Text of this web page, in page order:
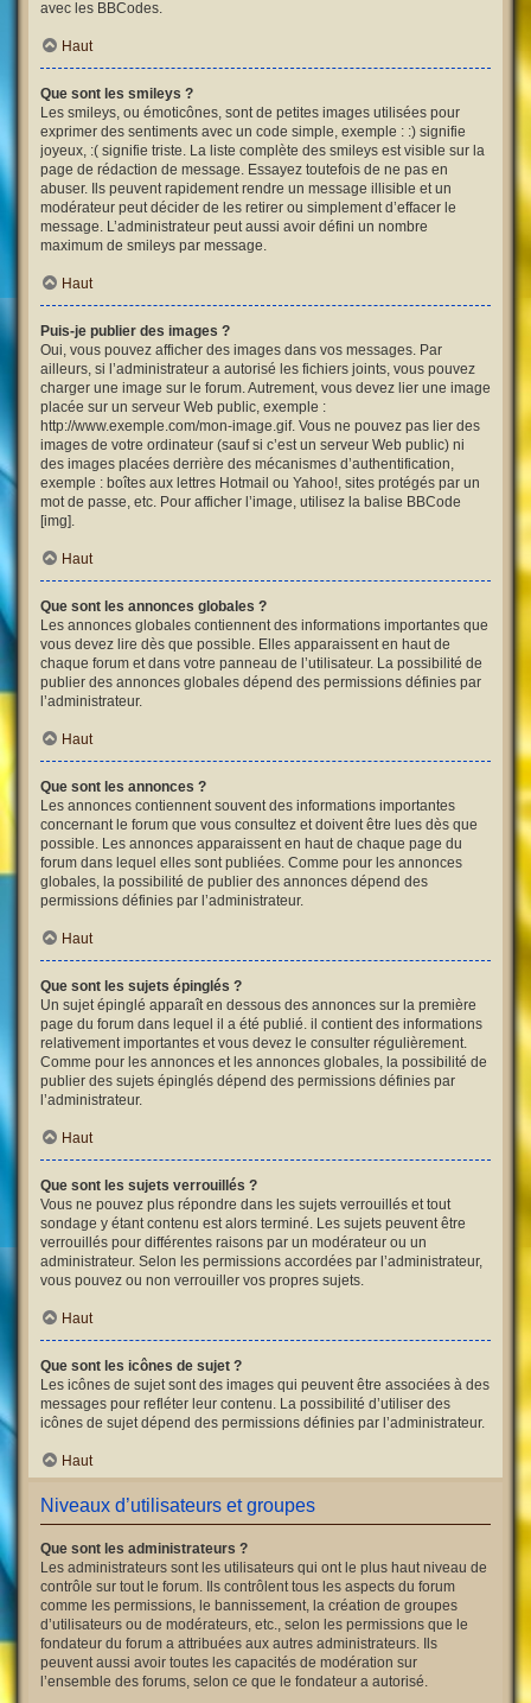
avec les BBCodes.
Haut
Que sont les smileys ?
Les smileys, ou émoticônes, sont de petites images utilisées pour
exprimer des sentiments avec un code simple, exemple : :) signifie
joyeux, :( signifie triste. La liste complète des smileys est visible sur la
page de rédaction de message. Essayez toutefois de ne pas en
abuser. Ils peuvent rapidement rendre un message illisible et un
modérateur peut décider de les retirer ou simplement d’effacer le
message. L’administrateur peut aussi avoir défini un nombre
maximum de smileys par message.
Haut
Puis-je publier des images ?
Oui, vous pouvez afficher des images dans vos messages. Par
ailleurs, si l’administrateur a autorisé les fichiers joints, vous pouvez
charger une image sur le forum. Autrement, vous devez lier une image
placée sur un serveur Web public, exemple :
http://www.exemple.com/mon-image.gif. Vous ne pouvez pas lier des
images de votre ordinateur (sauf si c’est un serveur Web public) ni
des images placées derrière des mécanismes d’authentification,
exemple : boîtes aux lettres Hotmail ou Yahoo!, sites protégés par un
mot de passe, etc. Pour afficher l’image, utilisez la balise BBCode
[img].
Haut
Que sont les annonces globales ?
Les annonces globales contiennent des informations importantes que
vous devez lire dès que possible. Elles apparaissent en haut de
chaque forum et dans votre panneau de l’utilisateur. La possibilité de
publier des annonces globales dépend des permissions définies par
l’administrateur.
Haut
Que sont les annonces ?
Les annonces contiennent souvent des informations importantes
concernant le forum que vous consultez et doivent être lues dès que
possible. Les annonces apparaissent en haut de chaque page du
forum dans lequel elles sont publiées. Comme pour les annonces
globales, la possibilité de publier des annonces dépend des
permissions définies par l’administrateur.
Haut
Que sont les sujets épinglés ?
Un sujet épinglé apparaît en dessous des annonces sur la première
page du forum dans lequel il a été publié. il contient des informations
relativement importantes et vous devez le consulter régulièrement.
Comme pour les annonces et les annonces globales, la possibilité de
publier des sujets épinglés dépend des permissions définies par
l’administrateur.
Haut
Que sont les sujets verrouillés ?
Vous ne pouvez plus répondre dans les sujets verrouillés et tout
sondage y étant contenu est alors terminé. Les sujets peuvent être
verrouillés pour différentes raisons par un modérateur ou un
administrateur. Selon les permissions accordées par l’administrateur,
vous pouvez ou non verrouiller vos propres sujets.
Haut
Que sont les icônes de sujet ?
Les icônes de sujet sont des images qui peuvent être associées à des
messages pour refléter leur contenu. La possibilité d’utiliser des
icônes de sujet dépend des permissions définies par l’administrateur.
Haut
Niveaux d’utilisateurs et groupes
Que sont les administrateurs ?
Les administrateurs sont les utilisateurs qui ont le plus haut niveau de
contrôle sur tout le forum. Ils contrôlent tous les aspects du forum
comme les permissions, le bannissement, la création de groupes
d’utilisateurs ou de modérateurs, etc., selon les permissions que le
fondateur du forum a attribuées aux autres administrateurs. Ils
peuvent aussi avoir toutes les capacités de modération sur
l’ensemble des forums, selon ce que le fondateur a autorisé.